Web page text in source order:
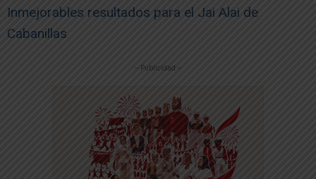
Inmejorables resultados para el Jai Alai de
Cabanillas
-- Publicidad --